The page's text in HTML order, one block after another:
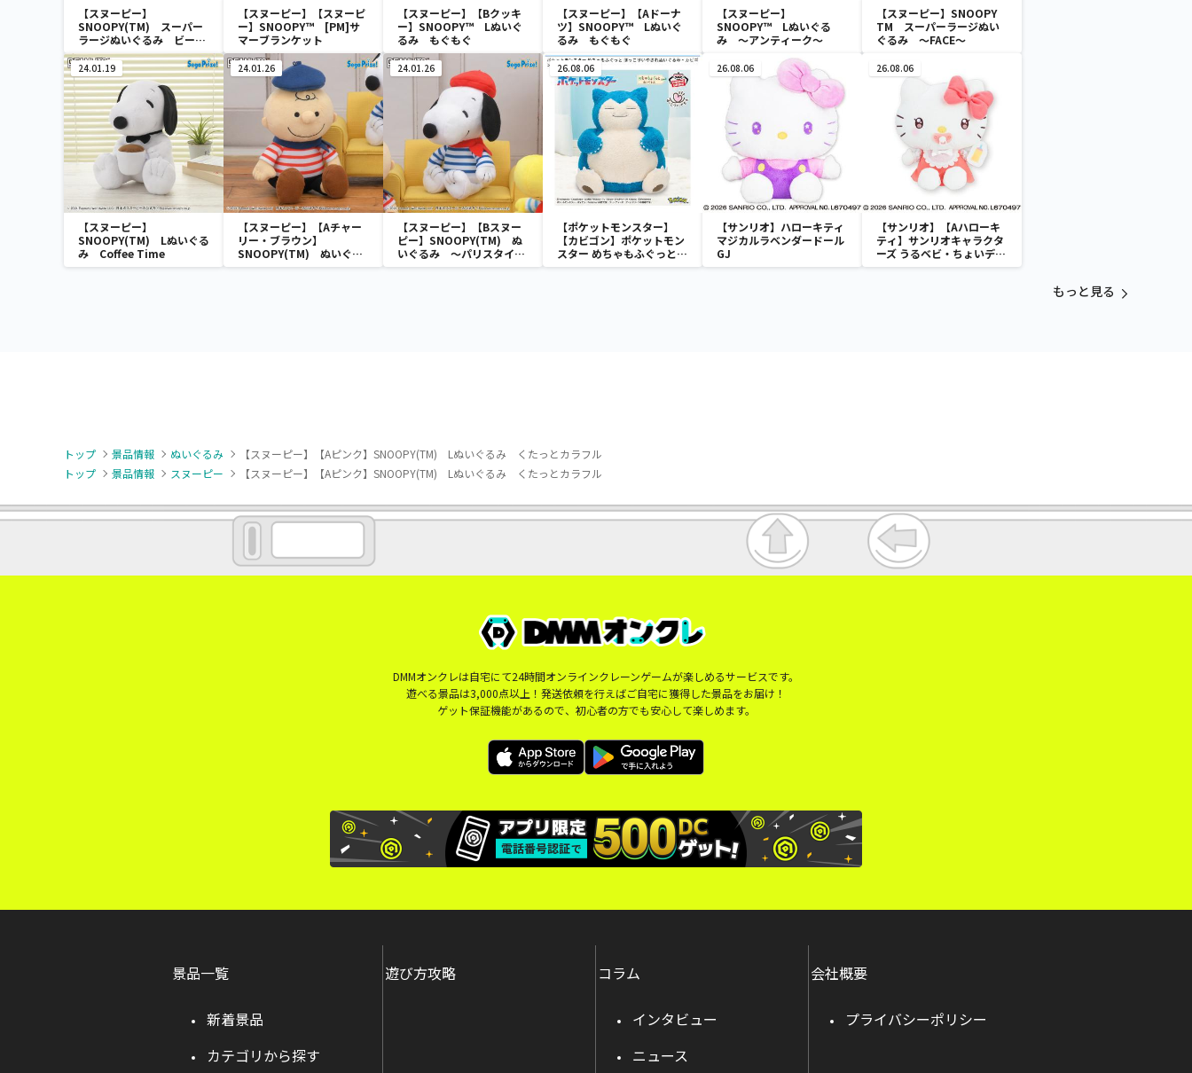
【スヌーピー】
SNOOPY(TM) スーパー
ラージぬいぐるみ ビーグ
ル・スカウト
【スヌーピー】【スヌーピ
ー】SNOOPY™ [PM]サ
マーブランケット
【スヌーピー】【Bクッキ
ー】SNOOPY™ Lぬいぐ
るみ もぐもぐ
【スヌーピー】【Aドーナ
ツ】SNOOPY™ Lぬいぐ
るみ もぐもぐ
【スヌーピー】
SNOOPY™ Lぬいぐる
み ～アンティーク～
【スヌーピー】SNOOPY
TM スーパーラージぬい
ぐるみ ～FACE～
24.01.19
【スヌーピー】
SNOOPY(TM) Lぬいぐる
み Coffee Time
24.01.26
【スヌーピー】【Aチャー
リー・ブラウン】
SNOOPY(TM) ぬいぐる
み ～パリスタイル～
24.01.26
【スヌーピー】【Bスヌー
ピー】SNOOPY(TM) ぬ
いぐるみ ～パリスタイル
～
26.08.06
【ポケットモンスター】
【カビゴン】ポケットモン
スター めちゃもふぐっと
ほっこりいやされぬいぐる
26.08.06
【サンリオ】ハローキティ
マジカルラベンダードール
GJ
26.08.06
【サンリオ】【Aハローキ
ティ】サンリオキャラクタ
ーズ うるベビ・ちょいデカ
ドール
もっと見る
トップ 景品情報 ぬいぐるみ
【スヌーピー】【Aピンク】SNOOPY(TM) Lぬいぐるみ くたっとカラフル
トップ
景品情報 スヌーピー 【スヌーピー】【Aピンク】SNOOPY(TM) Lぬいぐるみ くたっとカラフル
DMMオンクレは自宅にて24時間オンラインクレーンゲームが楽しめるサービスです。
遊べる景品は3,000点以上！発送依頼を行えばご自宅に獲得した景品をお届け！
ゲット保証機能があるので、初心者の方でも安心して楽しめます。
景品一覧
新着景品
カテゴリから探す
遊び方攻略 コラム
インタビュー
ニュース
会社概要
プライバシーポリシー